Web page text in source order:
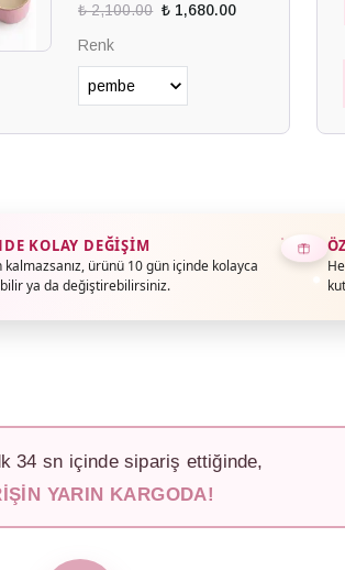
₺ 2,100.00 ₺ 1,680.00
Renk
KOLAY DEĞIŞIM
kalmazsanız, ürünü 10 gün içinde kolayca
ya da değiştirebilirsiniz.
31 sn içinde sipariş ettiğinde,
YARIN KARGODA!